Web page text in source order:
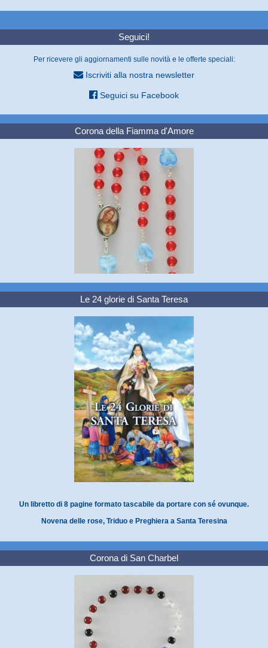
Seguici!
Per ricevere gli aggiornamenti sulle novità e le offerte speciali:
Iscriviti alla nostra newsletter
Seguici su Facebook
Corona della Fiamma d'Amore
Le 24 glorie di Santa Teresa
Un libretto di 8 pagine formato tascabile da portare con sé ovunque.
Novena delle rose, Triduo e Preghiera a Santa Teresina
Corona di San Charbel